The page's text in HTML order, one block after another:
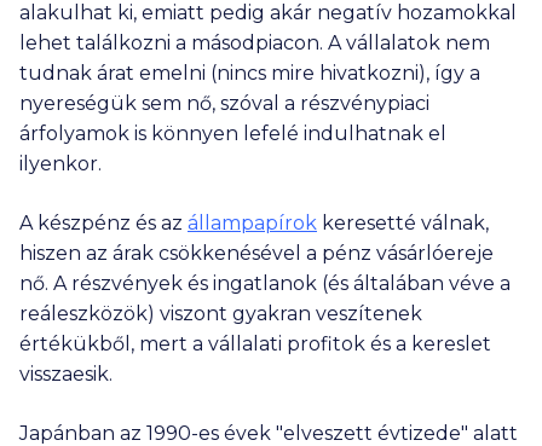
alakulhat ki, emiatt pedig akár negatív hozamokkal
lehet találkozni a másodpiacon. A vállalatok nem
tudnak árat emelni (nincs mire hivatkozni), így a
nyereségük sem nő, szóval a részvénypiaci
árfolyamok is könnyen lefelé indulhatnak el
ilyenkor.
A készpénz és az állampapírok keresetté válnak,
hiszen az árak csökkenésével a pénz vásárlóereje
nő. A részvények és ingatlanok (és általában véve a
reáleszközök) viszont gyakran veszítenek
értékükből, mert a vállalati profitok és a kereslet
visszaesik.
Japánban az 1990-es évek "elveszett évtizede" alatt